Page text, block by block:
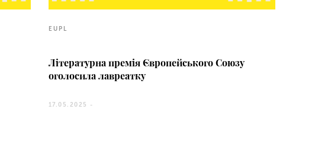
EUPL
Літературна премія Європейського Союзу
оголосила лавреатку
17.05.2025 -